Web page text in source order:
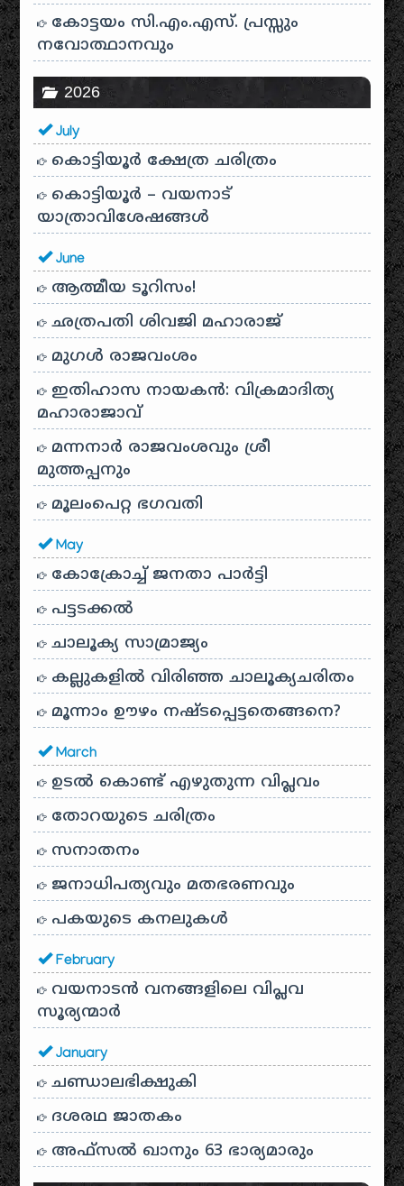
കോട്ടയം സി.എം.എസ്. പ്രസ്സും
നവോത്ഥാനവും
2026
July
കൊട്ടിയൂർ ക്ഷേത്ര ചരിത്രം
കൊട്ടിയൂർ – വയനാട്
യാത്രാവിശേഷങ്ങൾ
June
ആത്മീയ ടൂറിസം!
ഛത്രപതി ശിവജി മഹാരാജ്
മുഗൾ രാജവംശം
ഇതിഹാസ നായകൻ: വിക്രമാദിത്യ
മഹാരാജാവ്
മന്നനാർ രാജവംശവും ശ്രീ
മുത്തപ്പനും
മൂലംപെറ്റ ഭഗവതി
May
കോക്രോച്ച് ജനതാ പാർട്ടി
പട്ടടക്കൽ
ചാലൂക്യ സാമ്രാജ്യം
കല്ലുകളിൽ വിരിഞ്ഞ ചാലൂക്യചരിതം
മൂന്നാം ഊഴം നഷ്ടപ്പെട്ടതെങ്ങനെ?
March
ഉടൽ കൊണ്ട് എഴുതുന്ന വിപ്ലവം
തോറയുടെ ചരിത്രം
സനാതനം
ജനാധിപത്യവും മതഭരണവും
പകയുടെ കനലുകൾ
February
വയനാടൻ വനങ്ങളിലെ വിപ്ലവ
സൂര്യന്മാർ
January
ചണ്ഡാലഭിക്ഷുകി
ദശരഥ ജാതകം
അഫ്സൽ ഖാനും 63 ഭാര്യമാരും